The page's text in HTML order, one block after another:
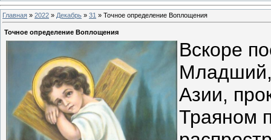
Главная » 2022 » Декабрь » 31 » Точное определение Воплощения
Точное определение Воплощения
Вскоре
Азии,
Траяном